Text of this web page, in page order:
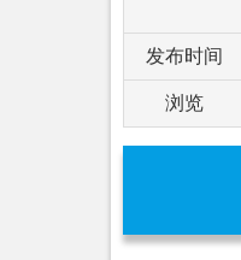
发布时间
浏览